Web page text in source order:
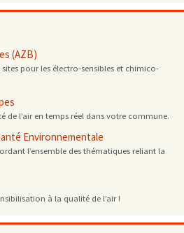
(AZB)
sites pour les électro-sensibles et chimico-
de l’air en temps réel dans votre commune.
Environnementale
l’ensemble des thématiques reliant la
à la qualité de l’air !